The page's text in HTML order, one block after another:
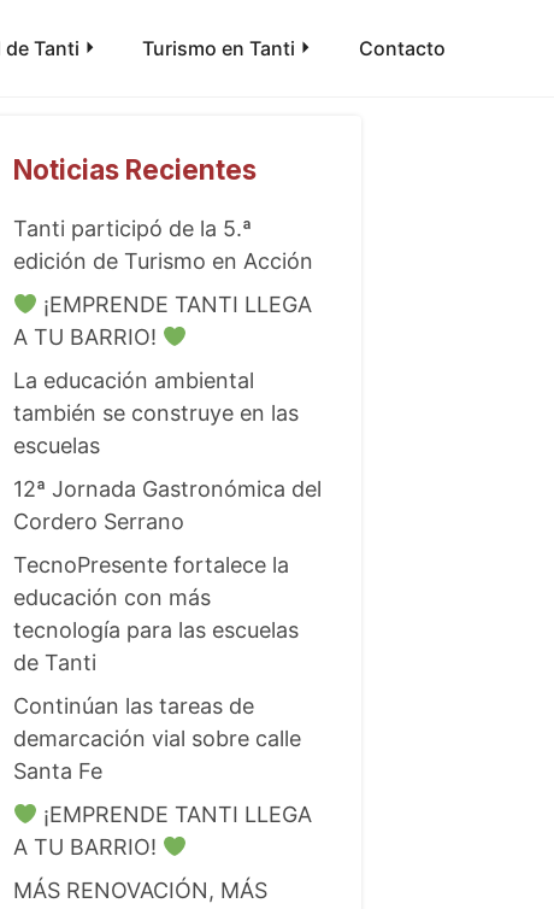
Tanti Turismo en Tanti Contacto
Noticias Recientes
Tanti participó de la 5.ª
edición de Turismo en Acción
¡EMPRENDE TANTI LLEGA
A TU BARRIO!
La educación ambiental
también se construye en las
escuelas
12ª Jornada Gastronómica del
Cordero Serrano
TecnoPresente fortalece la
educación con más
tecnología para las escuelas
de Tanti
Continúan las tareas de
demarcación vial sobre calle
Santa Fe
¡EMPRENDE TANTI LLEGA
A TU BARRIO!
MÁS RENOVACIÓN, MÁS